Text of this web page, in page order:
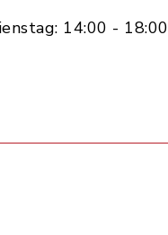
14:00 - 18:00